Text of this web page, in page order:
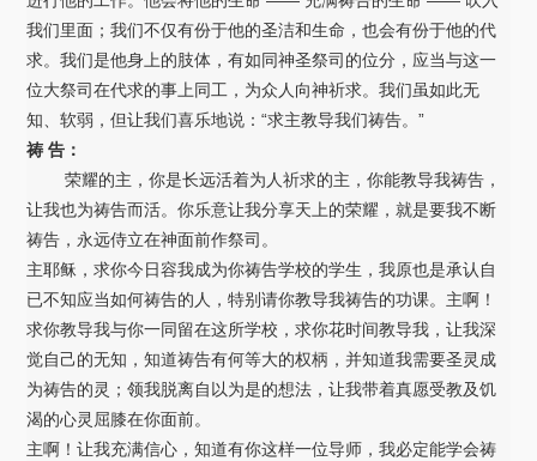
我们里面；我们不仅有份于他的圣洁和生命，也会有份于他的代
求。我们是他身上的肢体，有如同神圣祭司的位分，应当与这一
位大祭司在代求的事上同工，为众人向神祈求。我们虽如此无
知、软弱，但让我们喜乐地说：“求主教导我们祷告。”
祷 告：
荣耀的主，你是长远活着为人祈求的主，你能教导我祷告，
让我也为祷告而活。你乐意让我分享天上的荣耀，就是要我不断
祷告，永远侍立在神面前作祭司。
主耶稣，求你今日容我成为你祷告学校的学生，我原也是承认自
已不知应当如何祷告的人，特别请你教导我祷告的功课。主啊！
求你教导我与你一同留在这所学校，求你花时间教导我，让我深
觉自己的无知，知道祷告有何等大的权柄，并知道我需要圣灵成
为祷告的灵；领我脱离自以为是的想法，让我带着真愿受教及饥
渴的心灵屈膝在你面前。
主啊！让我充满信心，知道有你这样一位导师，我必定能学会祷